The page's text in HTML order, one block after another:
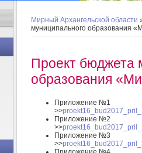
Мирный Архангельской области
муниципального образования
Проект бюджета
образования
Приложение №1
>>
Приложение №2
>>
Приложение №3
>>